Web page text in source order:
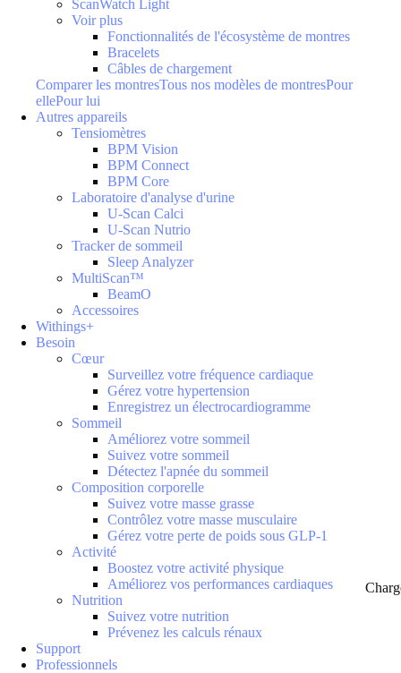
ScanWatch Light
Voir plus
Fonctionnalités de l'écosystème de montres
Bracelets
Câbles de chargement
Comparer les montresTous nos modèles de montresPour
ellePour lui
Autres appareils
Tensiomètres
BPM Vision
BPM Connect
BPM Core
Laboratoire d'analyse d'urine
U-Scan Calci
U-Scan Nutrio
Tracker de sommeil
Sleep Analyzer
MultiScan™
BeamO
Accessoires
Withings+
Besoin
Cœur
Surveillez votre fréquence cardiaque
Gérez votre hypertension
Enregistrez un électrocardiogramme
Sommeil
Améliorez votre sommeil
Suivez votre sommeil
Détectez l'apnée du sommeil
Composition corporelle
Suivez votre masse grasse
Contrôlez votre masse musculaire
Gérez votre perte de poids sous GLP-1
Activité
Boostez votre activité physique
Améliorez vos performances cardiaques
Nutrition
Suivez votre nutrition
Prévenez les calculs rénaux
Support
Professionnels